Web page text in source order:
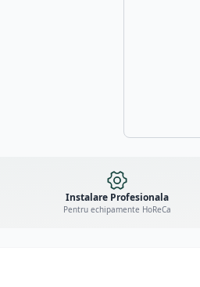
Instalare Profesionala
Pentru echipamente HoReCa